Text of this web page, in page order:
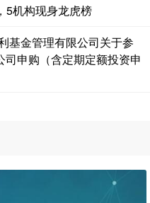
5机构现身龙虎榜
基金管理有限公司关于参
申购（含定期定额投资申